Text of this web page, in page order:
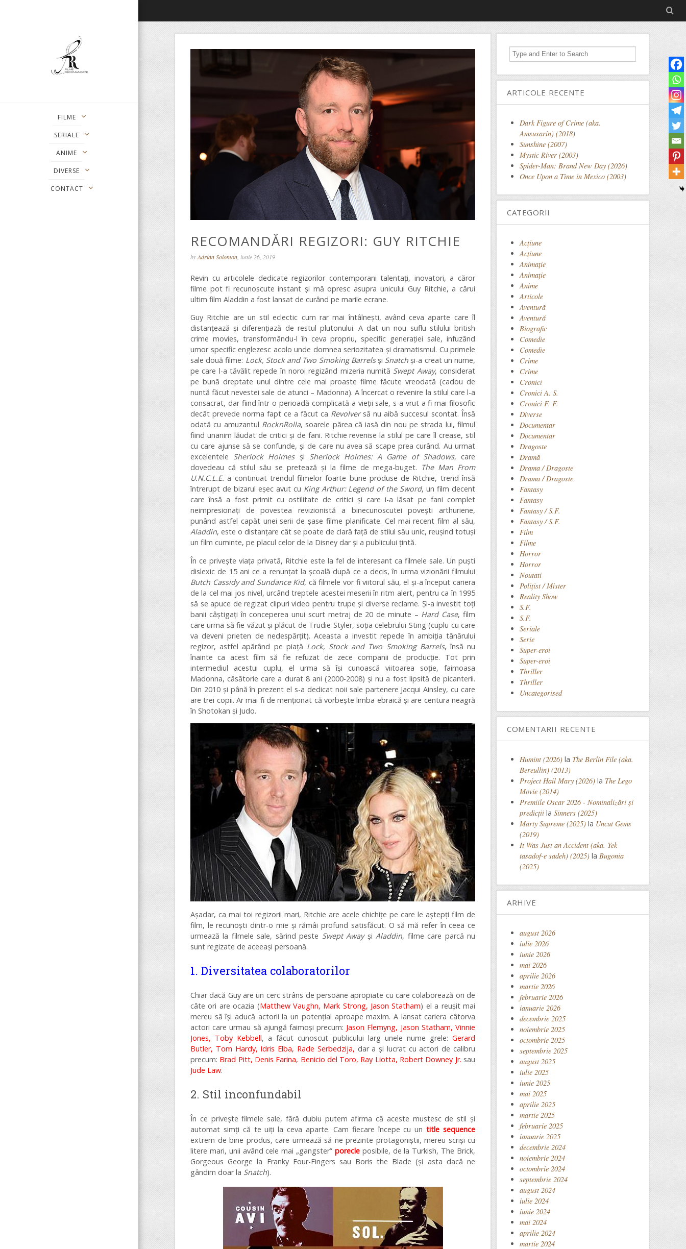
FILME
SERIALE
ANIME
DIVERSE
CONTACT
RECOMANDĂRI REGIZORI: GUY RITCHIE
byAdrian Solomon , iunie 26, 2019
Revin cu articolele dedicate regizorilor contemporani talentați, inovatori, a căror
filme pot fi recunoscute instant și mă opresc asupra unicului Guy Ritchie, a cărui
ultim film Aladdin a fost lansat de curând pe marile ecrane.
Guy Ritchie are un stil eclectic cum rar mai întâlnești, având ceva aparte care îl
distanțează și diferențiază de restul plutonului. A dat un nou suflu stilului british
crime movies, transformându-l în ceva propriu, specific generației sale, infuzând
umor specific englezesc acolo unde domnea seriozitatea și dramatismul. Cu primele
sale două filme: Lock, Stock and Two Smoking Barrelsși Snatch și-a creat un nume,
pe care l-a tăvălit repede în noroi regizând mizeria numită Swept Away, considerat
pe bună dreptate unul dintre cele mai proaste filme făcute vreodată (cadou de
nuntă făcut nevestei sale de atunci – Madonna). A încercat o revenire la stilul care l-a
consacrat, dar fiind într-o perioadă complicată a vieții sale, s-a vrut a fi mai filosofic
decât prevede norma fapt ce a făcut ca Revolversă nu aibă succesul scontat. Însă
odată cu amuzantul RocknRolla, soarele părea că iasă din nou pe strada lui, filmul
fiind unanim lăudat de critici și de fani. Ritchie revenise la stilul pe care îl crease, stil
cu care ajunse să se confunde, și de care nu avea să scape prea curând. Au urmat
excelentele Sherlock Holmesși Sherlock Holmes: A Game of Shadows, care
dovedeau că stilul său se pretează și la filme de mega-buget. The Man From
U.N.C.L.E. a continuat trendul filmelor foarte bune produse de Ritchie, trend însă
întrerupt de bizarul eșec avut cu King Arthur: Legend of the Sword, un film decent
care însă a fost primit cu ostilitate de critici și care i-a lăsat pe fani complet
neimpresionați de povestea revizionistă a binecunoscutei povești arthuriene,
punând astfel capăt unei serii de șase filme planificate. Cel mai recent film al său,
Aladdin, este o distanțare cât se poate de clară față de stilul său unic, reușind totuși
un film cuminte, pe placul celor de la Disney dar și a publicului țintă.
În ce privește viața privată, Ritchie este la fel de interesant ca filmele sale. Un puști
dislexic de 15 ani ce a renunțat la școală după ce a decis, în urma vizionării filmului
Butch Cassidy and Sundance Kid, că filmele vor fi viitorul său, el și-a început cariera
de la cel mai jos nivel, urcând treptele acestei meserii în ritm alert, pentru ca în 1995
să se apuce de regizat clipuri video pentru trupe și diverse reclame. Și-a investit toți
banii câștigați în conceperea unui scurt metraj de 20 de minute – Hard Case, film
care urma să fie văzut și plăcut de Trudie Styler, soția celebrului Sting (cuplu cu care
va deveni prieten de nedespărțit). Aceasta a investit repede în ambiția tânărului
regizor, astfel apărând pe piață Lock, Stock and Two Smoking Barrels, însă nu
înainte ca acest film să fie refuzat de zece companii de producție. Tot prin
intermediul acestui cuplu, el urma să își cunoască viitoarea soție, faimoasa
Madonna, căsătorie care a durat 8 ani (2000-2008) și nu a fost lipsită de picanterii.
Din 2010 și până în prezent el s-a dedicat noii sale partenere Jacqui Ainsley, cu care
are trei copii. Ar mai fi de menționat că vorbește limba ebraică și are centura neagră
în Shotokan și Judo.
Așadar, ca mai toi regizorii mari, Ritchie are acele chichițe pe care le aștepți film de
film, le recunoști dintr-o mie și rămâi profund satisfăcut. O să mă refer în ceea ce
urmează la filmele sale, sărind peste Swept Awayși Aladdin, filme care parcă nu
sunt regizate de aceeași persoană.
1. Diversitatea colaboratorilor
Chiar dacă Guy are un cerc strâns de persoane apropiate cu care colaborează ori de
câte ori are ocazia (Matthew Vaughn, Mark Strong, Jason Statham) el a reușit mai
mereu să își aducă actorii la un potențial aproape maxim. A lansat cariera câtorva
actori care urmau să ajungă faimoși precum: Jason Flemyng, Jason Statham, Vinnie
Jones, Toby Kebbell, a făcut cunoscut publicului larg unele nume grele:Gerard
Butler, Tom Hardy, Idris Elba, Rade Serbedzija, dar a și lucrat cu actori de calibru
precum: Brad Pitt, Denis Farina, Benicio del Toro, Ray Liotta, Robert Downey Jr. sau
Jude Law.
2. Stil inconfundabil
În ce privește filmele sale, fără dubiu putem afirma că aceste mustesc de stil și
automat simți că te uiți la ceva aparte. Cam fiecare începe cu untitle sequence
extrem de bine produs, care urmează să ne prezinte protagoniștii, mereu scriși cu
litere mari, unii având cele mai „gangster” porecleposibile, de la Turkish, The Brick,
Gorgeous George la Franky Four-Fingers sau Boris the Blade (și asta dacă ne
gândim doar la Snatch).
ARTICOLE RECENTE
Dark Figure of Crime (aka.
Amsusarin) (2018)
Sunshine (2007)
Mystic River (2003)
Spider-Man: Brand New Day (2026)
Once Upon a Time in Mexico (2003)
CATEGORII
Acţiune
Acțiune
Animaţie
Animație
Anime
Articole
Aventură
Aventură
Biografic
Comedie
Comedie
Crime
Crime
Cronici
Cronici A. S.
Cronici F. F.
Diverse
Documentar
Documentar
Dragoste
Dramă
Drama / Dragoste
Drama / Dragoste
Fantasy
Fantasy
Fantasy / S.F.
Fantasy / S.F.
Film
Filme
Horror
Horror
Noutati
Polițist / Mister
Reality Show
S.F.
S.F.
Seriale
Serie
Super-eroi
Super-eroi
Thriller
Thriller
Uncategorised
COMENTARII RECENTE
Humint (2026) la The Berlin File (aka.
Bereullin) (2013)
Project Hail Mary (2026) la The Lego
Movie (2014)
Premiile Oscar 2026 - Nominalizări și
predicții la Sinners (2025)
Marty Supreme (2025) la Uncut Gems
(2019)
It Was Just an Accident (aka. Yek
tasadof-e sadeh) (2025) la Bugonia
(2025)
ARHIVE
august 2026
iulie 2026
iunie 2026
mai 2026
aprilie 2026
martie 2026
februarie 2026
ianuarie 2026
decembrie 2025
noiembrie 2025
octombrie 2025
septembrie 2025
august 2025
iulie 2025
iunie 2025
mai 2025
aprilie 2025
martie 2025
februarie 2025
ianuarie 2025
decembrie 2024
noiembrie 2024
octombrie 2024
septembrie 2024
august 2024
iulie 2024
iunie 2024
mai 2024
aprilie 2024
martie 2024